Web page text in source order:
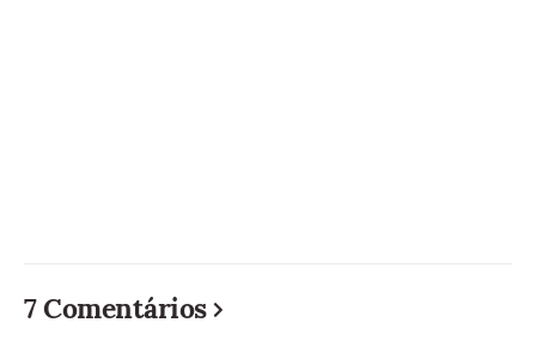
7 Comentários